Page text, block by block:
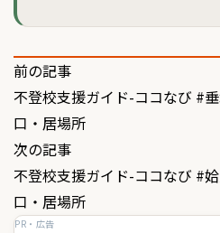
投
稿
ナ
ビ
ゲ
前の記事
不登校支援ガイド-ココなび #
口・居場所
次の記事
不登校支援ガイド-ココなび #
口・居場所
PR・広告